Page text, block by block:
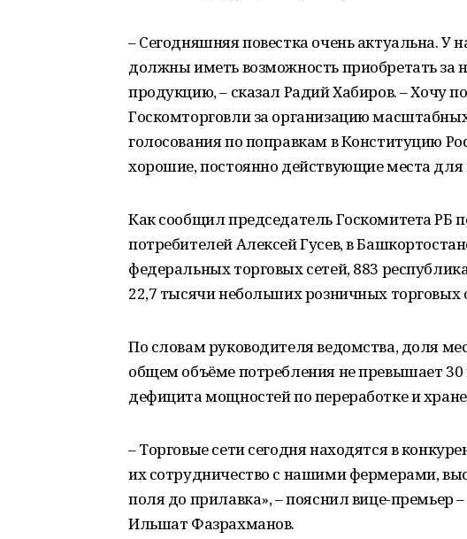
– Сегодняшняя повестка очень актуальна. У
должны иметь возможность приобретать за
продукцию, – сказал Радий Хабиров. – Хочу
Госкомторговли за организацию
голосования по поправкам в Конституцию
хорошие, постоянно действующие места
Как сообщил председатель Госкомитета РБ
потребителей Алексей Гусев, в
федеральных торговых сетей, 883
22,7 тысячи небольших розничных торговых
По словам руководителя ведомства, доля
общем объёме потребления не превышает 30
дефицита мощностей по переработке и
– Торговые сети сегодня находятся в
их сотрудничество с нашими фермерами,
поля до прилавка», – пояснил вице-премьер
Ильшат Фазрахманов.